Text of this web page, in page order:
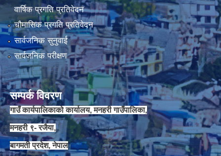
वार्षिक प्रगति प्रतिवेदन
चौमासिक प्रगति प्रतिवेदन
सार्वजनिक सुनुवाई
सार्वजनिक परीक्षण
सम्पर्क विवरण
गाउँ कार्यपालिकाको कार्यालय, मनहरी गाउँपालिका,
मनहरी ९- रजैया,
बागमती प्रदेश, नेपाल